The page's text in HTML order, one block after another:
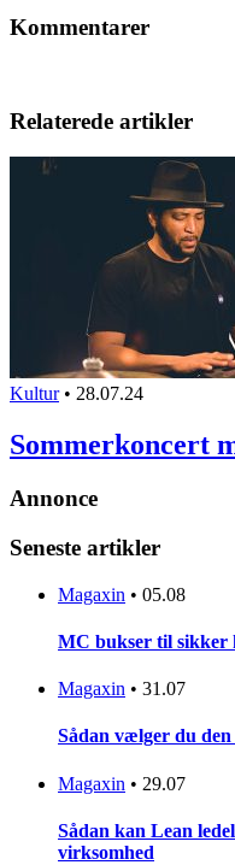
Kommentarer
Relaterede artikler
Kultur • 28.07.24
Sommerkoncert
Annonce
Seneste artikler
Magaxin • 05.08
MC bukser til sikker
Magaxin • 31.07
Sådan vælger du
Magaxin • 29.07
Sådan kan Lean
virksomhed